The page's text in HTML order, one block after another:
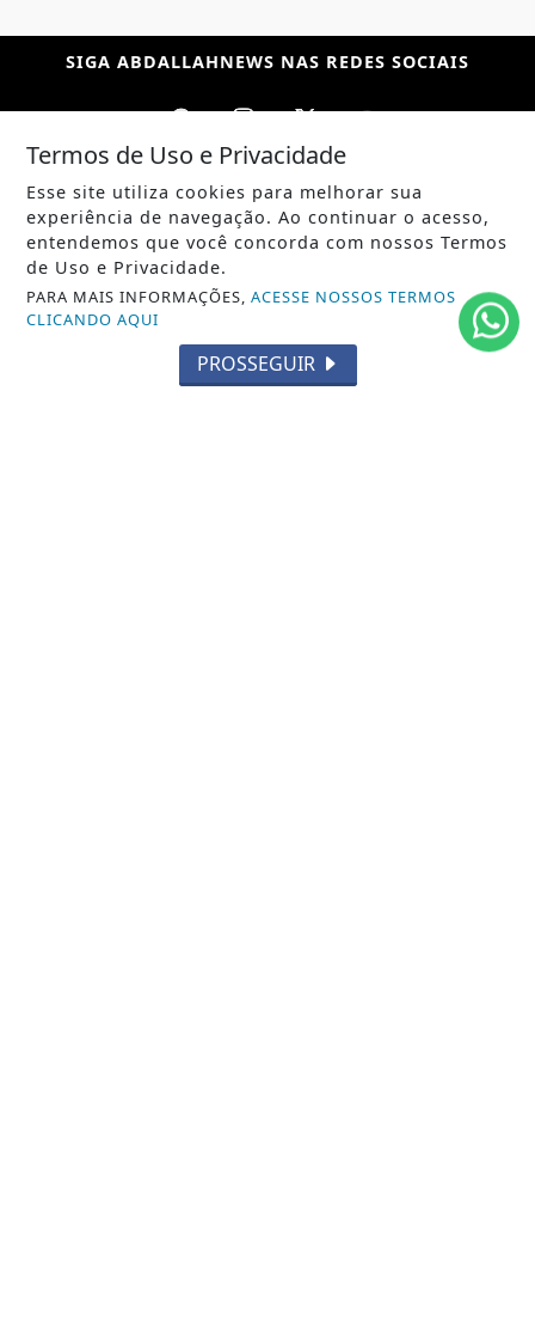
SIGA ABDALLAHNEWS NAS REDES SOCIAIS
/ NOTÍCIAS
POLÍTICA
ENTRETENIMENTO
Termos de Uso e Privacidade
Esse site utiliza cookies para melhorar sua
experiência de navegação. Ao continuar o acesso,
entendemos que você concorda com nossos Termos
de Uso e Privacidade.
PARA MAIS INFORMAÇÕES,ACESSE NOSSOS TERMOS
CLICANDO AQUI
PROSSEGUIR